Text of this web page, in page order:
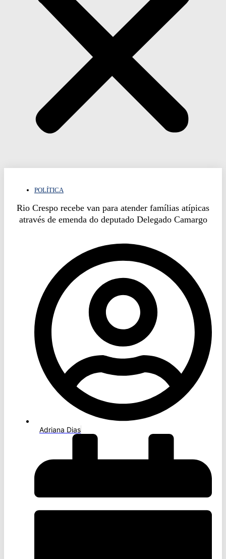
POLÍTICA
Rio Crespo recebe van para atender famílias atípicas
através de emenda do deputado Delegado Camargo
Adriana Dias